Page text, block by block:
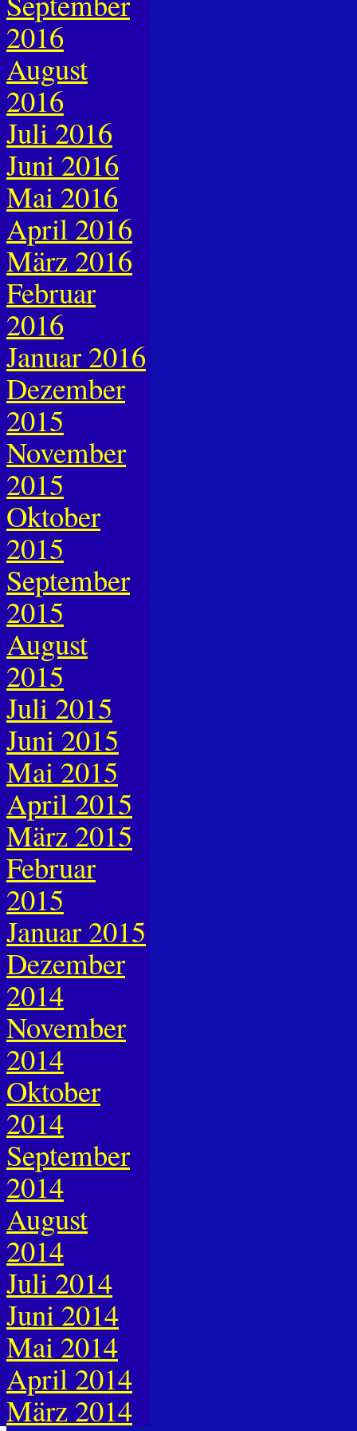
2016
August
2016
Juli 2016
Juni 2016
Mai 2016
April 2016
März 2016
Februar
2016
Januar 2016
Dezember
2015
November
2015
Oktober
2015
September
2015
August
2015
Juli 2015
Juni 2015
Mai 2015
April 2015
März 2015
Februar
2015
Januar 2015
Dezember
2014
November
2014
Oktober
2014
September
2014
August
2014
Juli 2014
Juni 2014
Mai 2014
April 2014
März 2014